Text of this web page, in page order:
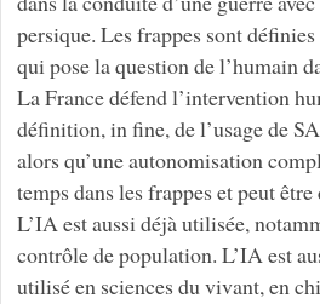
persique. Les frappes sont
qui pose la question de l’humain
La France défend l’intervention
définition, in fine, de l’usage de
alors qu’une autonomisation
temps dans les frappes et peut
L’IA est aussi déjà utilisée,
contrôle de population. L’IA est
utilisé en sciences du vivant, en